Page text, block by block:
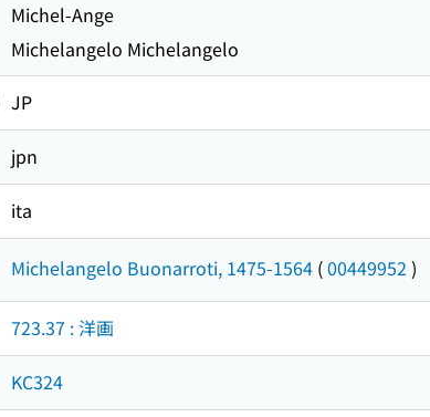
Michel-Ange
Michelangelo Michelangelo
JP
jpn
ita
Michelangelo Buonarroti, 1475-1564 (00449952 )
723.37 : 洋画
KC324